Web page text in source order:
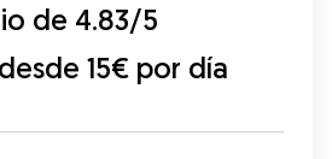
de 4.83/5
15€ por día